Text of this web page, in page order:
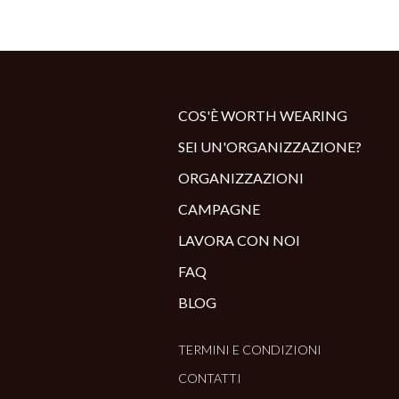
COS'È WORTH WEARING
SEI UN'ORGANIZZAZIONE?
ORGANIZZAZIONI
CAMPAGNE
LAVORA CON NOI
FAQ
BLOG
TERMINI E CONDIZIONI
CONTATTI